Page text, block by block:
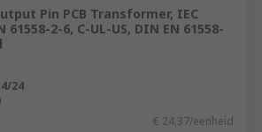
Pin PCB Transformer, IEC
61558-2-6, C-UL-US, DIN EN 61558-
4/24
€ 24,37/eenheid